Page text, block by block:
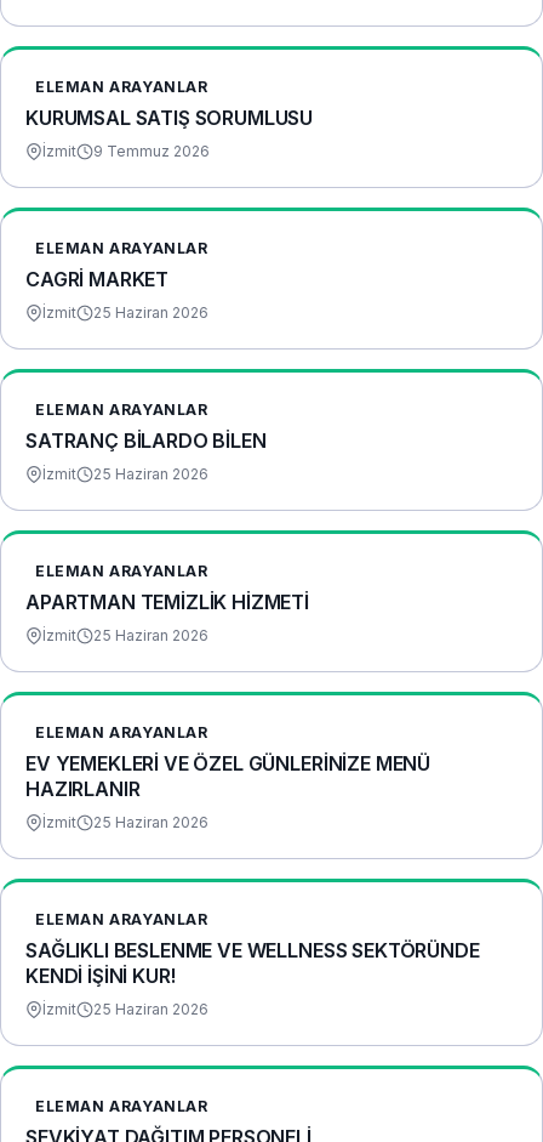
ELEMAN ARAYANLAR
KURUMSAL SATIŞ SORUMLUSU
İzmit 9 Temmuz 2026
ELEMAN ARAYANLAR
CAGRİ MARKET
İzmit 25 Haziran 2026
ELEMAN ARAYANLAR
SATRANÇ BİLARDO BİLEN
İzmit 25 Haziran 2026
ELEMAN ARAYANLAR
APARTMAN TEMİZLİK HİZMETİ
İzmit 25 Haziran 2026
ELEMAN ARAYANLAR
EV YEMEKLERİ VE ÖZEL GÜNLERİNİZE MENÜ
HAZIRLANIR
İzmit 25 Haziran 2026
ELEMAN ARAYANLAR
​SAĞLIKLI BESLENME VE WELLNESS SEKTÖRÜNDE
KENDİ İŞİNİ KUR!
İzmit 25 Haziran 2026
ELEMAN ARAYANLAR
SEVKİYAT DAĞITIM PERSONELİ